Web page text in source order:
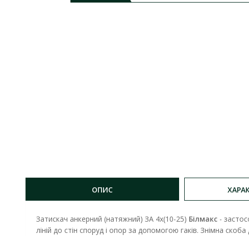
ОПИС
Затискач анкерний (натяжний) ЗА 4х(10-25) Білмакс -
ліній до стін споруд і опор за допомогою гаків. Знімна